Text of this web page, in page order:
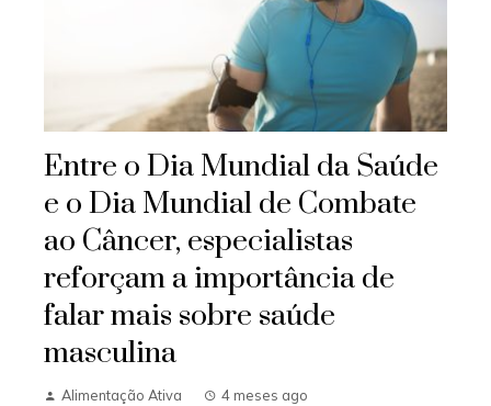
Entre o Dia Mundial da Saúde
e o Dia Mundial de Combate
ao Câncer, especialistas
reforçam a importância de
falar mais sobre saúde
masculina
Alimentação Ativa 4 meses ago